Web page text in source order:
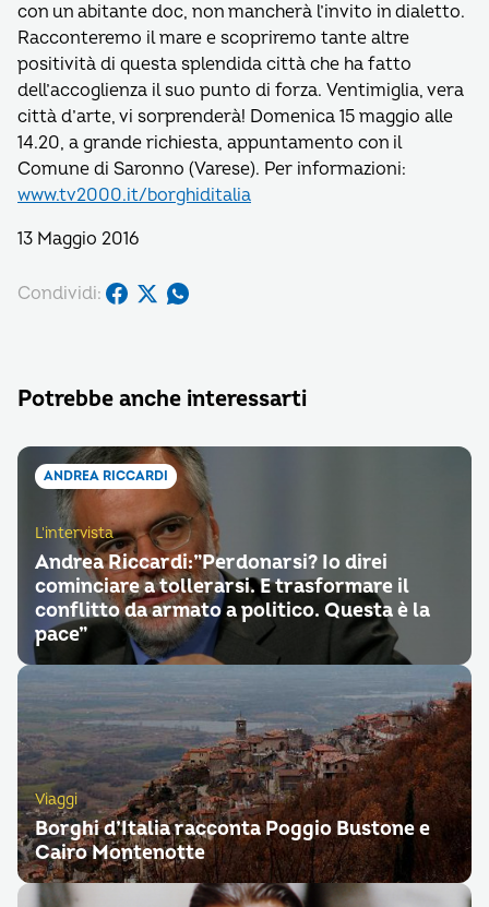
con un abitante doc, non mancherà l’invito in dialetto.
Racconteremo il mare e scopriremo tante altre
positività di questa splendida città che ha fatto
dell’accoglienza il suo punto di forza. Ventimiglia, vera
città d’arte, vi sorprenderà! Domenica 15 maggio alle
14.20, a grande richiesta, appuntamento con il
Comune di Saronno (Varese). Per informazioni:
www.tv2000.it/borghiditalia
13 Maggio 2016
Condividi:
Potrebbe anche interessarti
ANDREA RICCARDI
L'intervista
Andrea Riccardi:”Perdonarsi? Io direi
cominciare a tollerarsi. E trasformare il
conflitto da armato a politico. Questa è la
pace”
Viaggi
Borghi d’Italia racconta Poggio Bustone e
Cairo Montenotte